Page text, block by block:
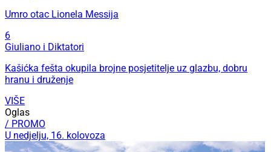
Umro otac Lionela Messija
6
Giuliano i Diktatori
Kašićka fešta okupila brojne posjetitelje uz glazbu, dobru
hranu i druženje
VIŠE
Oglas
/ PROMO
U nedjelju, 16. kolovoza